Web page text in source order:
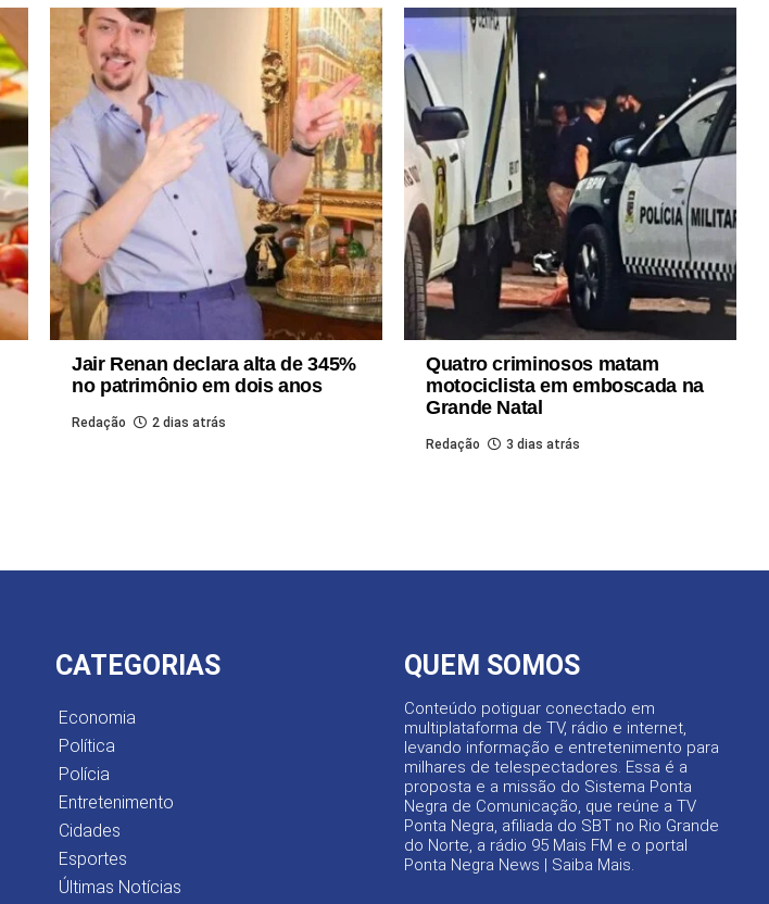
Jair Renan declara alta de 345%
no patrimônio em dois anos
Redação 2 dias atrás
Quatro criminosos matam
motociclista em emboscada na
Grande Natal
Redação 3 dias atrás
CATEGORIAS
Economia
Política
Polícia
Entretenimento
Cidades
Esportes
Últimas Notícias
QUEM SOMOS
Conteúdo potiguar conectado em
multiplataforma de TV, rádio e internet,
levando informação e entretenimento para
milhares de telespectadores. Essa é a
proposta e a missão do Sistema Ponta
Negra de Comunicação, que reúne a TV
Ponta Negra, afiliada do SBT no Rio Grande
do Norte, a rádio 95 Mais FM e o portal
Ponta Negra News | Saiba Mais.